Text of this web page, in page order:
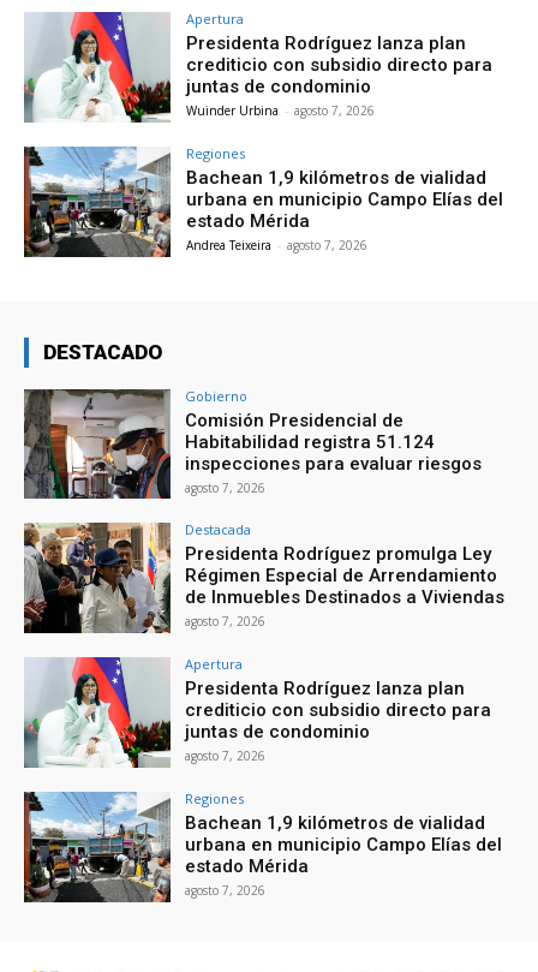
Apertura
Presidenta Rodríguez lanza plan
crediticio con subsidio directo para
juntas de condominio
Wuinder Urbina - agosto 7, 2026
Regiones
Bachean 1,9 kilómetros de vialidad
urbana en municipio Campo Elías del
estado Mérida
Andrea Teixeira - agosto 7, 2026
DESTACADO
Gobierno
Comisión Presidencial de
Habitabilidad registra 51.124
inspecciones para evaluar riesgos
agosto 7, 2026
Destacada
Presidenta Rodríguez promulga Ley
Régimen Especial de Arrendamiento
de Inmuebles Destinados a Viviendas
agosto 7, 2026
Apertura
Presidenta Rodríguez lanza plan
crediticio con subsidio directo para
juntas de condominio
agosto 7, 2026
Regiones
Bachean 1,9 kilómetros de vialidad
urbana en municipio Campo Elías del
estado Mérida
agosto 7, 2026